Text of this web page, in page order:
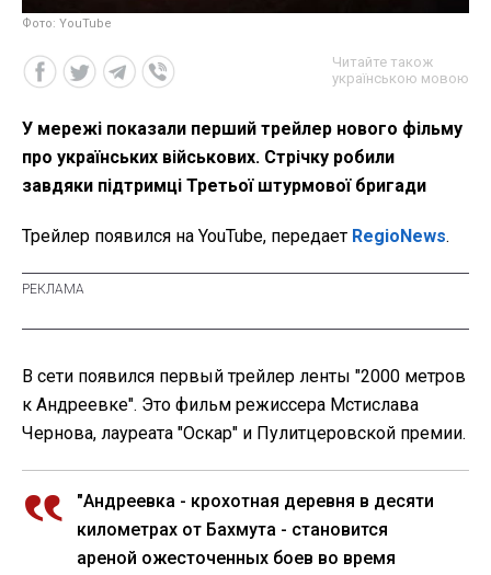
Фото: YouTube
Читайте також
українською мовою
У мережі показали перший трейлер нового фільму
про українських військових. Стрічку робили
завдяки підтримці Третьої штурмової бригади
Трейлер появился на YouTube, передает RegioNews.
В сети появился первый трейлер ленты "2000 метров
к Андреевке". Это фильм режиссера Мстислава
Чернова, лауреата "Оскар" и Пулитцеровской премии.
"Андреевка - крохотная деревня в десяти
километрах от Бахмута - становится
ареной ожесточенных боев во время